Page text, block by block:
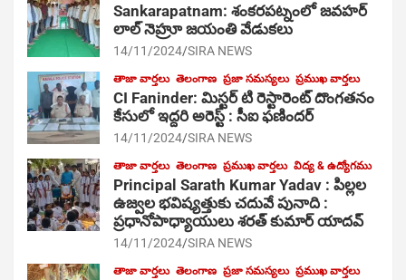
Sankarapatnam: శంకరపట్నంలో జవహర్
లాల్ నెహ్రూ జయంతి వేడుకలు
14/11/2024 SIRA NEWS
తాజా వార్తలు తెలంగాణ ప్రజా సమస్యలు ప్రముఖ వార్తలు
CI Faninder: మిస్టర్ టి రెస్టారెంట్ దొంగతనం
కేసులో ఇద్దరి అరెస్ట్ : సీఐ ఫణిందర్
14/11/2024 SIRA NEWS
తాజా వార్తలు తెలంగాణ ప్రముఖ వార్తలు విద్య & ఉద్యోగము
Principal Sarath Kumar Yadav : పిల్లల
ఉజ్వల భవిష్యత్తుకు చదువే పునాది :
ప్రధానోపాధ్యాయులు శరత్ కుమార్ యాదవ్
14/11/2024 SIRA NEWS
తాజా వార్తలు తెలంగాణ ప్రజా సమస్యలు ప్రముఖ వార్తలు